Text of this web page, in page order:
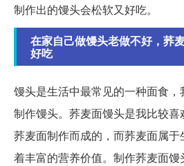
制作出的馒头会松软又好吃。
在家自己做馒头老做不好，荞
好吃
馒头是生活中最常见的一种面食
制作馒头。荞麦面馒头是我比较
荞麦面制作而成的，而荞麦面属
着丰富的营养价值。制作荞麦面